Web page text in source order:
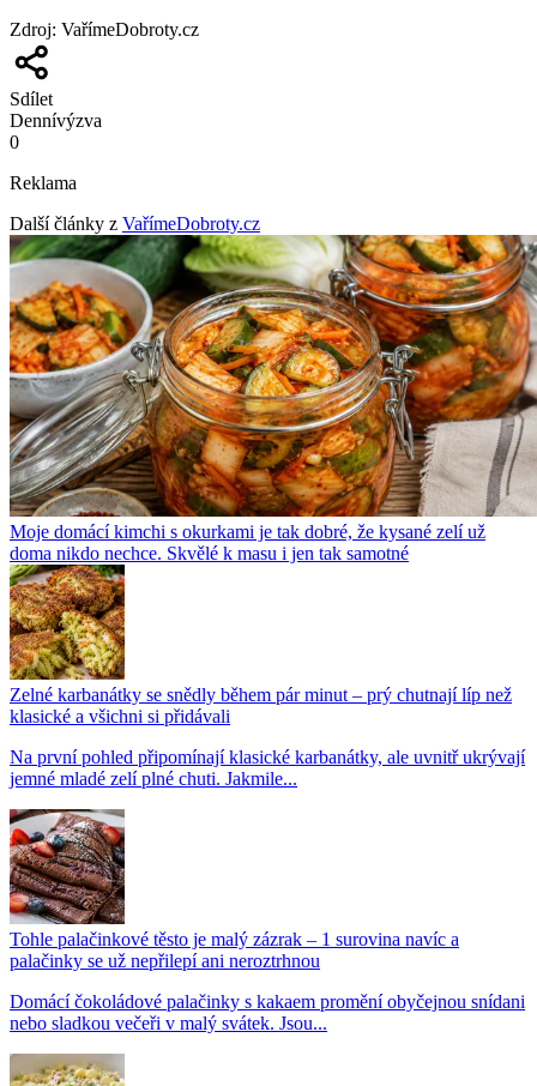
Zdroj: VařímeDobroty.cz
Sdílet
Dennívýzva
0
Reklama
Další články z VařímeDobroty.cz
Moje domácí kimchi s okurkami je tak dobré, že kysané zelí už
doma nikdo nechce. Skvělé k masu i jen tak samotné
Zelné karbanátky se snědly během pár minut – prý chutnají líp než
klasické a všichni si přidávali
Na první pohled připomínají klasické karbanátky, ale uvnitř ukrývají
jemné mladé zelí plné chuti. Jakmile...
Tohle palačinkové těsto je malý zázrak – 1 surovina navíc a
palačinky se už nepřilepí ani neroztrhnou
Domácí čokoládové palačinky s kakaem promění obyčejnou snídani
nebo sladkou večeři v malý svátek. Jsou...